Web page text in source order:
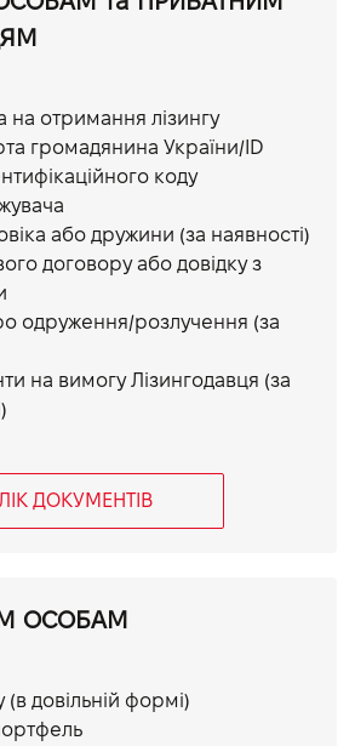
на отримання лізингу
громадянина України/ID
коду
або дружини (за наявності)
договору або довідку з
одруження/розлучення (за
на вимогу Лізингодавця (за
ДОКУМЕНТІВ
ОСОБАМ
(в довільній формі)